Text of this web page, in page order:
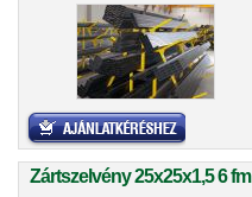
Zártszelvény 25x25x1,5 6 fm